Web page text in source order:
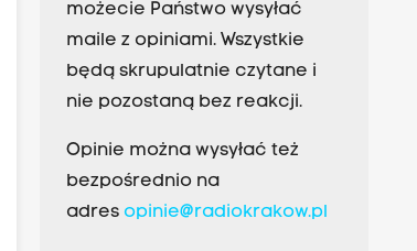
możecie Państwo wysyłać
maile z opiniami. Wszystkie
będą skrupulatnie czytane i
nie pozostaną bez reakcji.
Opinie można wysyłać też
bezpośrednio na
adres opinie@radiokrakow.pl